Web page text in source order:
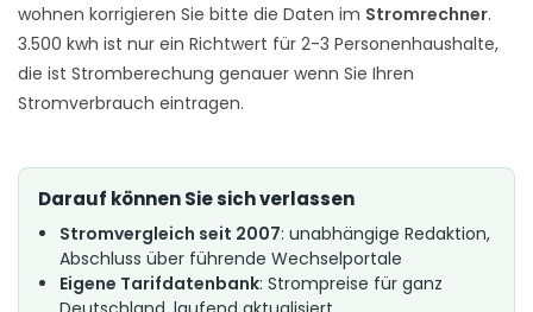
wohnen korrigieren Sie bitte die Daten im Stromrechner.
3.500 kwh ist nur ein Richtwert für 2-3 Personenhaushalte,
die ist Stromberechung genauer wenn Sie Ihren
Stromverbrauch eintragen.
Darauf können Sie sich verlassen
Stromvergleich seit 2007: unabhängige Redaktion,
Abschluss über führende Wechselportale
Eigene Tarifdatenbank: Strompreise für ganz